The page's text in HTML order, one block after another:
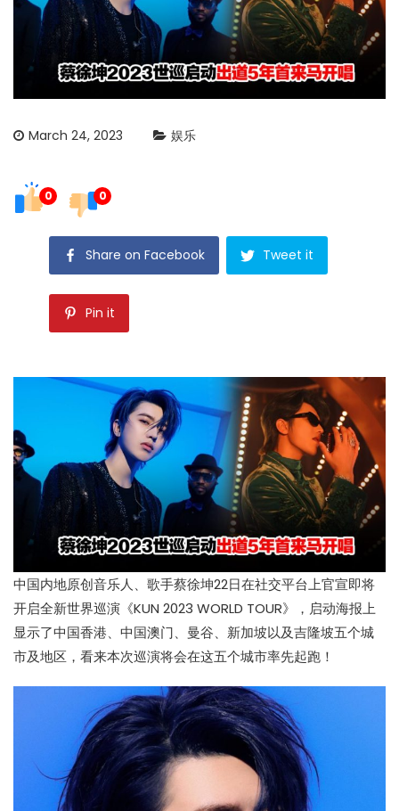
March 24, 2023 娱乐
0 0
Share on Facebook Tweet it
Pin it
中国内地原创音乐人、歌手蔡徐坤22日在社交平台上官宣即将
开启全新世界巡演《KUN 2023 WORLD TOUR》，启动海报上
显示了中国香港、中国澳门、曼谷、新加坡以及吉隆坡五个城
市及地区，看来本次巡演将会在这五个城市率先起跑！